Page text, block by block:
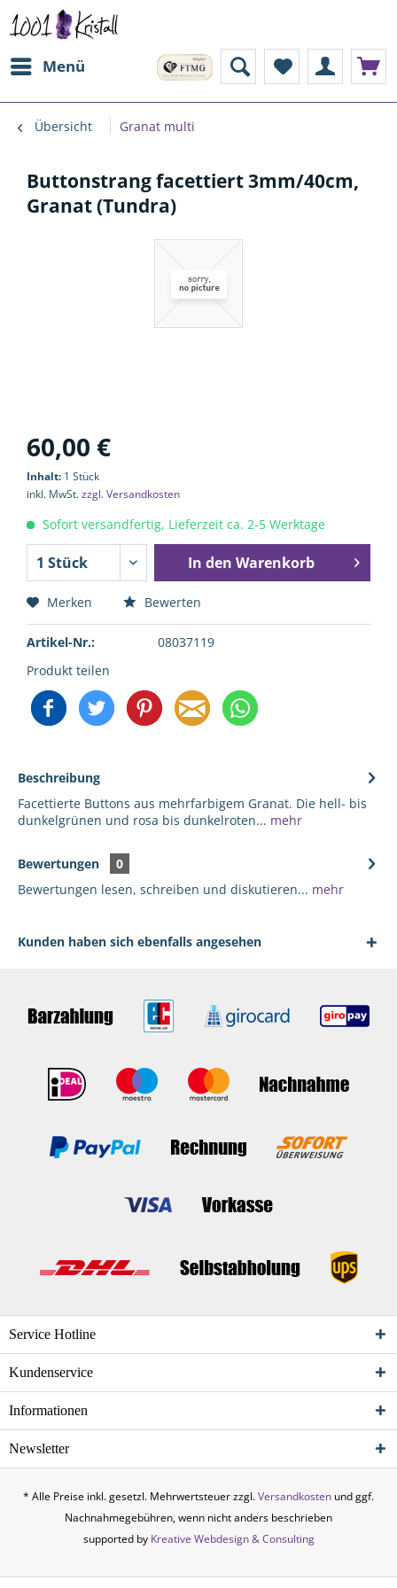
Menü
Übersicht Granat multi
Buttonstrang facettiert 3mm/40cm,
Granat (Tundra)
60,00 €
Inhalt: 1 Stück
inkl. MwSt.zzgl. Versandkosten
Sofort versandfertig, Lieferzeit ca. 2-5 Werktage
In den Warenkorb
Merken Bewerten
Artikel-Nr.:
08037119
Produkt teilen
Beschreibung
Facettierte Buttons aus mehrfarbigem Granat. Die hell- bis
dunkelgrünen und rosa bis dunkelroten... mehr
Bewertungen
0
Bewertungen lesen, schreiben und diskutieren... mehr
Kunden haben sich ebenfalls angesehen
Service Hotline
Kundenservice
Informationen
Newsletter
* Alle Preise inkl. gesetzl. Mehrwertsteuer zzgl.Versandkosten und ggf.
Nachnahmegebühren, wenn nicht anders beschrieben
supported by Kreative Webdesign & Consulting